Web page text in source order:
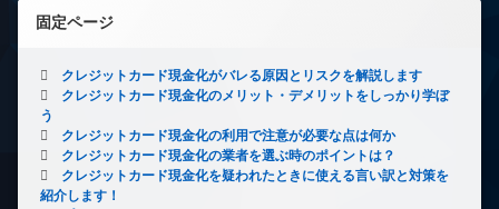
固定ページ
クレジットカード現金化がバレる原因とリスクを解説します
クレジットカード現金化のメリット・デメリットをしっかり学ぼ
う
クレジットカード現金化の利用で注意が必要な点は何か
クレジットカード現金化の業者を選ぶ時のポイントは？
クレジットカード現金化を疑われたときに使える言い訳と対策を
紹介します！